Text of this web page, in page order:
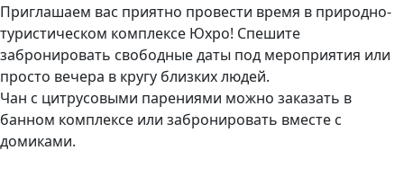
Приглашаем вас приятно провести время в природно-
туристическом комплексе Юхро! Спешите
забронировать свободные даты под мероприятия или
просто вечера в кругу близких людей.
Чан с цитрусовыми парениями можно заказать в
банном комплексе или забронировать вместе с
домиками.